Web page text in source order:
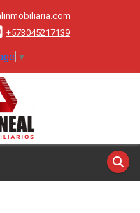
+573045217139
▼